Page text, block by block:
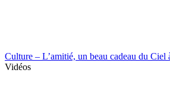
Culture – L’amitié, un beau cadeau du Ciel
Vidéos